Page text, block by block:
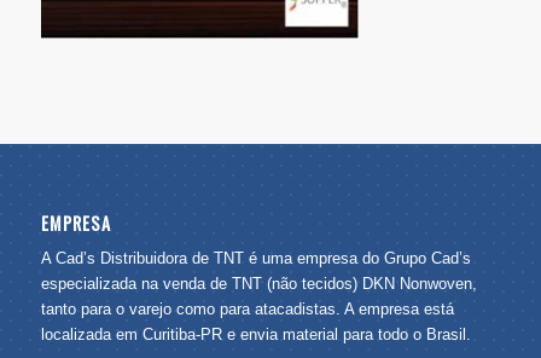
EMPRESA
A Cad’s Distribuidora de TNT é uma empresa do Grupo Cad’s
especializada na venda de TNT (não tecidos) DKN Nonwoven,
tanto para o varejo como para atacadistas. A empresa está
localizada em Curitiba-PR e envia material para todo o Brasil.